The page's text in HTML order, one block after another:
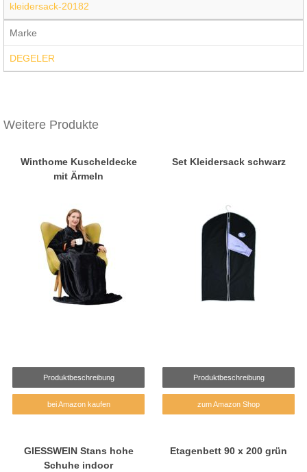
kleidersack-20182
Marke
DEGELER
Weitere Produkte
Winthome Kuscheldecke
mit Ärmeln
Produktbeschreibung
bei Amazon kaufen
Set Kleidersack schwarz
Produktbeschreibung
zum Amazon Shop
GIESSWEIN Stans hohe
Schuhe indoor
Etagenbett 90 x 200 grün